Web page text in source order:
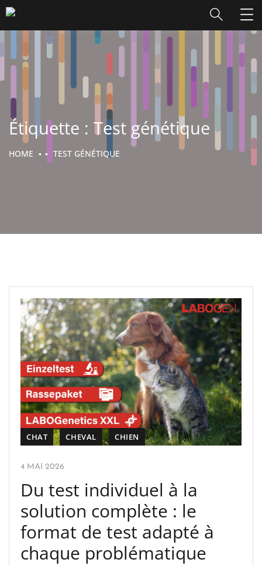
Étiquette : Test génétique
HOME TEST GÉNÉTIQUE
CHAT CHEVAL CHIEN
4 MAI 2026
Du test individuel à la
solution complète : le
format de test adapté à
chaque problématique